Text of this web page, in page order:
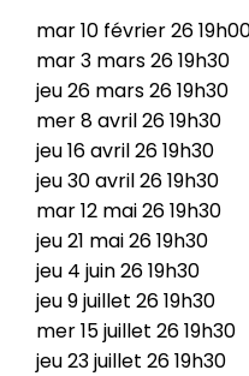
mar10 février26
mar3 mars2619h30
jeu26 mars2619h30
mer8avril2619h30
jeu16avril2619h30
jeu30avril2619h30
mar12 mai2619h30
jeu21 mai2619h30
jeu 4 juin2619h30
jeu9juillet 2619h30
mer15juillet 2619h30
jeu23juillet 2619h30